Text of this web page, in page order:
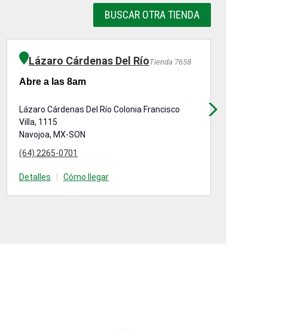
BUSCAR OTRA TIENDA
Lázaro Cárdenas Del RíoTienda 7658
Abre a las 8am
Lázaro Cárdenas Del Río Colonia Francisco
Villa, 1115
Navojoa, MX-SON
(64) 2265-0701
Detalles Cómo llegar